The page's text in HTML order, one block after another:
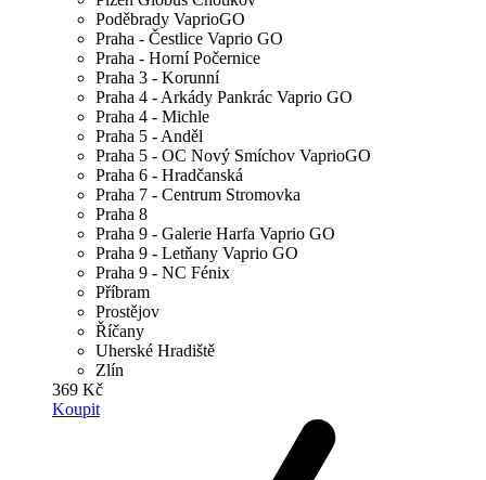
Poděbrady VaprioGO
Praha - Čestlice Vaprio GO
Praha - Horní Počernice
Praha 3 - Korunní
Praha 4 - Arkády Pankrác Vaprio GO
Praha 4 - Michle
Praha 5 - Anděl
Praha 5 - OC Nový Smíchov VaprioGO
Praha 6 - Hradčanská
Praha 7 - Centrum Stromovka
Praha 8
Praha 9 - Galerie Harfa Vaprio GO
Praha 9 - Letňany Vaprio GO
Praha 9 - NC Fénix
Příbram
Prostějov
Říčany
Uherské Hradiště
Zlín
369 Kč
Koupit